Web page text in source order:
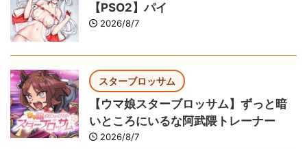
【PSO2】パイ
2026/8/7
スターブロッサム
【ウマ娘スターブロッサム】ずっと暗
いところにいるな阿武隈トレーナー
2026/8/7